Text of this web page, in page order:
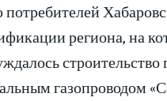
региона, на
газопроводом